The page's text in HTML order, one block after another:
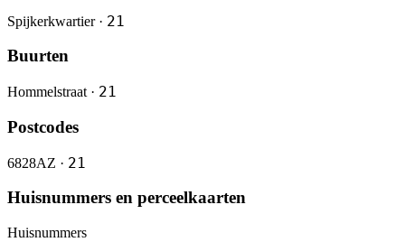
Spijkerkwartier · 21
Buurten
Hommelstraat · 21
Postcodes
6828AZ · 21
Huisnummers en perceelkaarten
Huisnummers